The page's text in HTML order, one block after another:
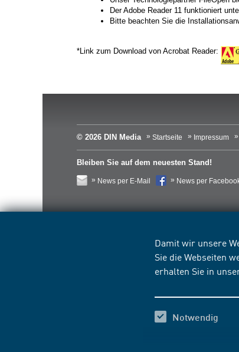
Damit wir unsere
Sie die Webseiten
erhalten Sie in
Notwendig
Der Adobe Reader 11 funktioniert
Bitte beachten Sie die
*Link zum Download von Acrobat Reader:
© 2026 DIN Media Startseite Impressum
Bleiben Sie auf dem neuesten Stand!
News per E-Mail News per